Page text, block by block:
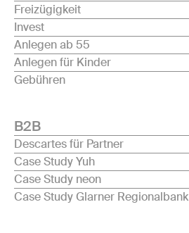
Freizügigkeit
Invest
Anlegen ab 55
Anlegen für Kinder
Gebühren
B2B
Descartes für Partner
Case Study Yuh
Case Study neon
Case Study Glarner Regionalbank